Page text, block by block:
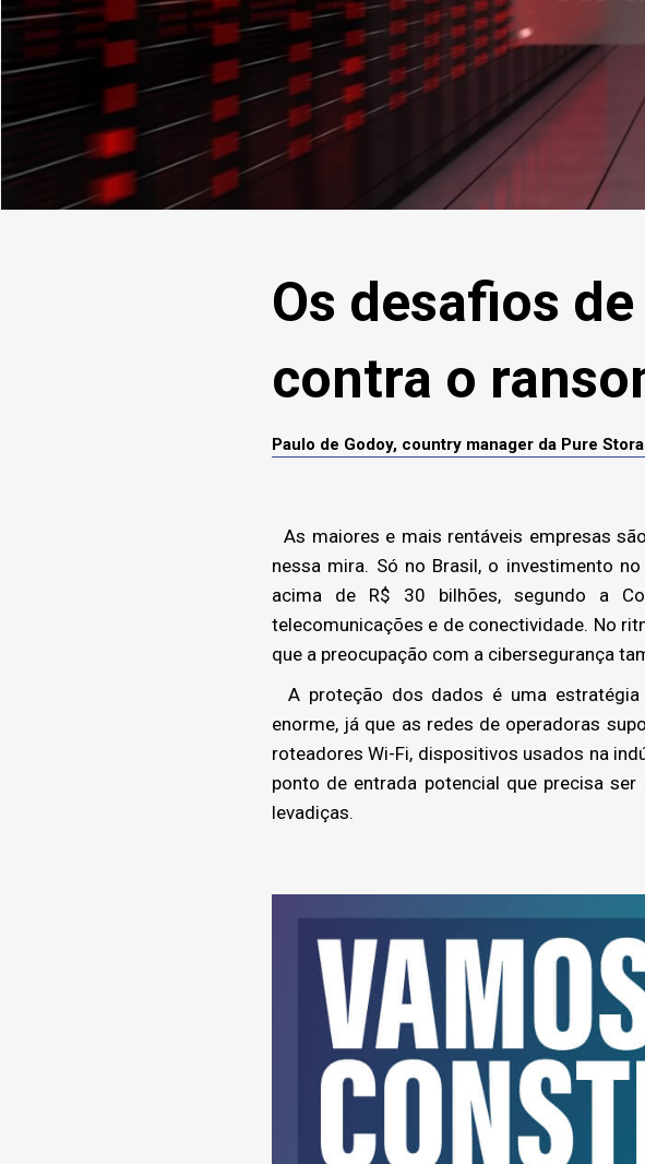
Os desafios
contra o
Paulo de Godoy, country manager da Pure
As maiores e mais rentáveis empresas
nessa mira. Só no Brasil, o investimento
acima de R$ 30 bilhões, segundo a
telecomunicações e de conectividade. No
que a preocupação com a cibersegurança
A proteção dos dados é uma estratégia
enorme, já que as redes de operadoras
roteadores Wi-Fi, dispositivos usados na
ponto de entrada potencial que precisa
levadiças.